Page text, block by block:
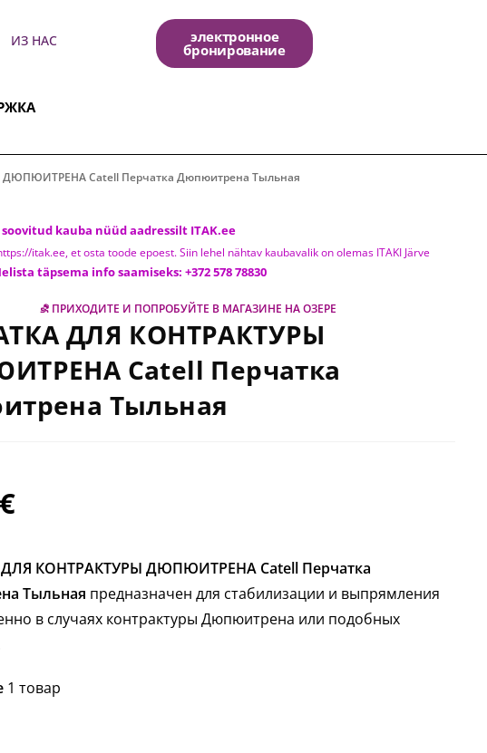
ИЗ НАС электронное
бронирование
Catell Перчатка Дюпюитрена Тыльная
soovitud kauba nüüd aadressilt ITAK.ee
itak.ee, et osta toode epoest. Siin lehel nähtav kaubavalik on olemas ITAKI Järve
täpsema info saamiseks: +372 578 78830
⛐ ПРИХОДИТЕ И ПОПРОБУЙТЕ В МАГАЗИНЕ НА ОЗЕРЕ
ДЛЯ КОНТРАКТУРЫ
Catell Перчатка
Тыльная
€
КОНТРАКТУРЫ ДЮПЮИТРЕНА Catell Перчатка
Тыльная предназначен для стабилизации и выпрямления
в случаях контрактуры Дюпюитрена или подобных
1 товар